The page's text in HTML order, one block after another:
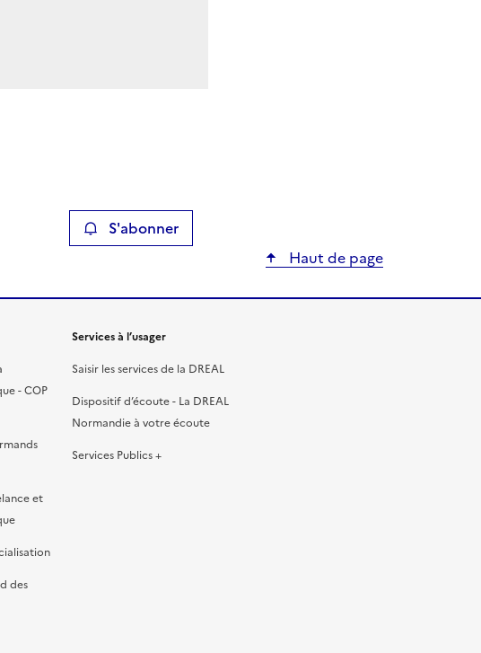
presse-papier S'abonner
Haut de page
- COP
et
des
Services à l’usager
Saisir les services de la DREAL
Dispositif d’écoute - La DREAL
Normandie à votre écoute
Services Publics +